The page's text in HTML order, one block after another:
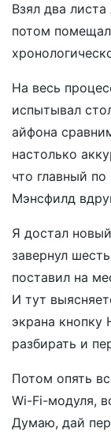
Взял два
потом помещал
На весь
испытывал
айфона
настолько
что главный
Мэнсфилд
Я достал
завернул
поставил на
И тут
экрана кнопку
разбирать и
Потом опять
Wi-Fi-модуля,
Думаю, дай